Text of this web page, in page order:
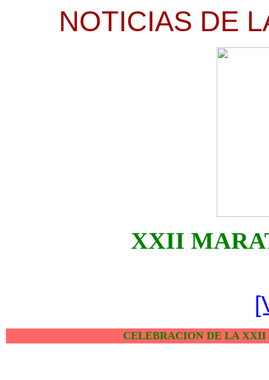
NOTICIAS DE
XXII
CELEBRACION DE LA XXII